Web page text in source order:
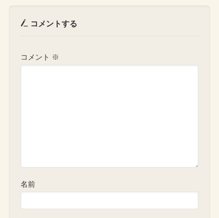
コメントする
コメント ※
名前